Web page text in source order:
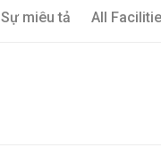
Sự miêu tả All